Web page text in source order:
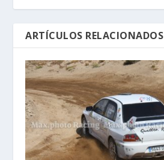
ARTÍCULOS RELACIONADOS